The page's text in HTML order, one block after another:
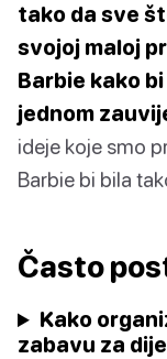
tako da sve
svojoj maloj
Barbie kako
jednom
ideje koje smo
Barbie bi bila
Často
Kako
zabavu za